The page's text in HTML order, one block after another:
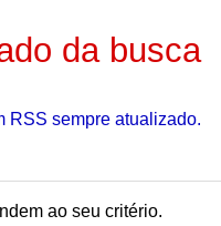
da busca
RSS sempre atualizado.
ao seu critério.